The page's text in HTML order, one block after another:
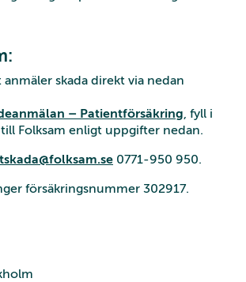
skada direkt via nedan
– Patientförsäkring, fyll i
Folksam enligt uppgifter nedan.
0771-950 950.
försäkringsnummer 302917.